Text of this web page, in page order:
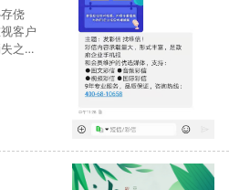
侥
客户
之